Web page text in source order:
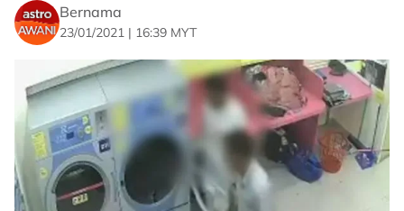
Bernama
23/01/2021 | 16:39 MYT